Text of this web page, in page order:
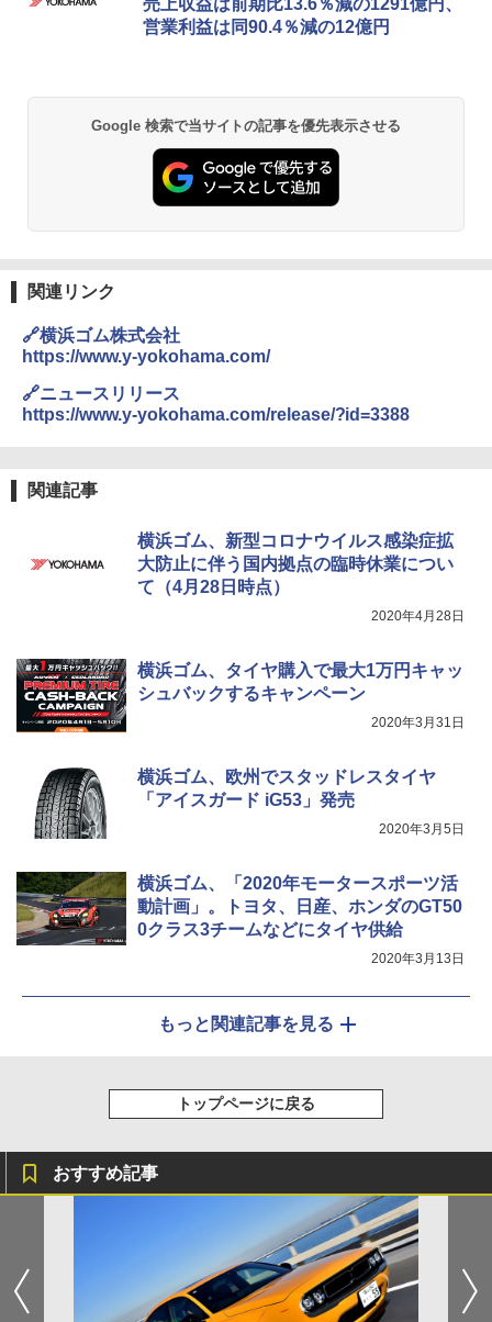
売上収益は前期比13.6％減の1291億円、
営業利益は同90.4％減の12億円
Google 検索で当サイトの記事を優先表示させる
関連リンク
🔗横浜ゴム株式会社
https://www.y-yokohama.com/
🔗ニュースリリース
https://www.y-yokohama.com/release/?id=3388
関連記事
横浜ゴム、新型コロナウイルス感染症拡
大防止に伴う国内拠点の臨時休業につい
て（4月28日時点）
2020年4月28日
横浜ゴム、タイヤ購入で最大1万円キャッ
シュバックするキャンペーン
2020年3月31日
横浜ゴム、欧州でスタッドレスタイヤ
「アイスガード iG53」発売
2020年3月5日
横浜ゴム、「2020年モータースポーツ活
動計画」。トヨタ、日産、ホンダのGT50
0クラス3チームなどにタイヤ供給
2020年3月13日
もっと関連記事を見る
トップページに戻る
おすすめ記事